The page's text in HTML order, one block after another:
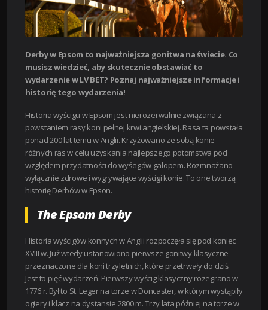
Derby w Epsom to najważniejsza gonitwa na świecie. Co
musisz wiedzieć, aby skutecznie obstawiać to
wydarzenie w LV BET? Poznaj najważniejsze informacje i
historię tego wydarzenia!
Historia wyścigu w Epsom jest nierozerwalnie związana z
powstaniem rasy koni pełnej krwi angielskiej. Rasa ta powstała
ponad 200 lat temu w Anglii. Krzyżowano ze sobą konie
różnych ras w celu uzyskania najlepszego potomstwa pod
względem przydatności do wyścigów galopem. Rozmnażano
wyłącznie zdrowe i wygrywające wyścigi konie. To one tworzą
historię Derbów w Epson.
The Epsom Derby
Historia wyścigów konnych w Anglii rozpoczęła się pod koniec
XVIII w. Już wtedy ustanowiono pierwsze gonitwy klasyczne
przeznaczone dla koni trzyletnich, które przetrwały do dziś.
Jest to pięć wydarzeń. Pierwszy wyścig klasyczny rozegrano w
1776 r. Był to St. Leger na torze w Doncaster, w którym wystąpiły
ogiery i klacz na dystansie 2800 m. Trzy lata później na torze w